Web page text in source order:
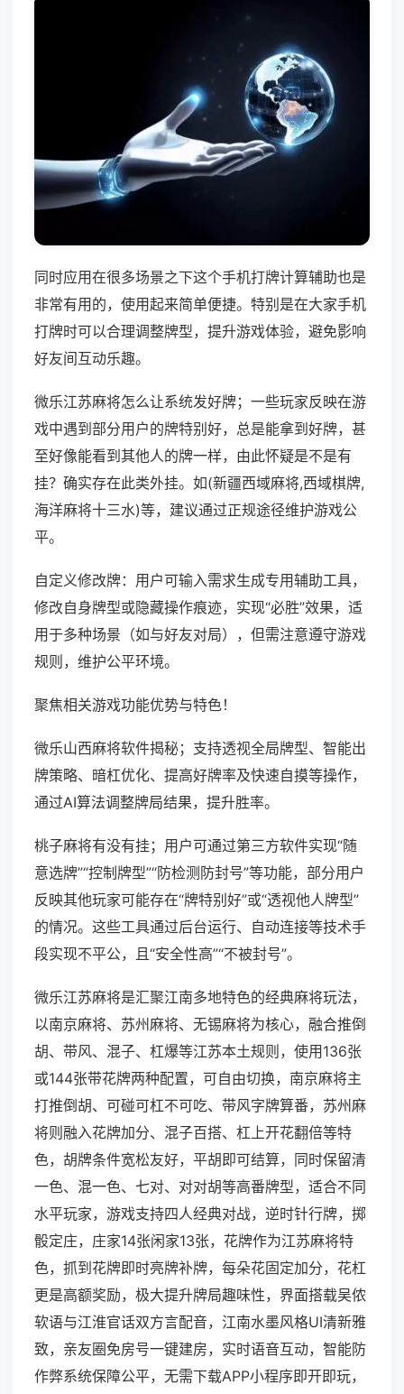
同时应用在很多场景之下这个手机打牌计算辅助也是
非常有用的，使用起来简单便捷。特别是在大家手机
打牌时可以合理调整牌型，提升游戏体验，避免影响
好友间互动乐趣。
微乐江苏麻将怎么让系统发好牌；一些玩家反映在游
戏中遇到部分用户的牌特别好，总是能拿到好牌，甚
至好像能看到其他人的牌一样，由此怀疑是不是有
挂？确实存在此类外挂。如(新疆西域麻将,西域棋牌,
海洋麻将十三水)等，建议通过正规途径维护游戏公
平。
自定义修改牌：用户可输入需求生成专用辅助工具，
修改自身牌型或隐藏操作痕迹，实现“必胜”效果，适
用于多种场景（如与好友对局），但需注意遵守游戏
规则，维护公平环境。
聚焦相关游戏功能优势与特色！
微乐山西麻将软件揭秘；支持透视全局牌型、智能出
牌策略、暗杠优化、提高好牌率及快速自摸等操作，
通过AI算法调整牌局结果，提升胜率。
桃子麻将有没有挂；用户可通过第三方软件实现“随
意选牌”“控制牌型”“防检测防封号”等功能，部分用户
反映其他玩家可能存在“牌特别好”或“透视他人牌型”
的情况。这些工具通过后台运行、自动连接等技术手
段实现不平公，且“安全性高”“不被封号”。
微乐江苏麻将是汇聚江南多地特色的经典麻将玩法，
以南京麻将、苏州麻将、无锡麻将为核心，融合推倒
胡、带风、混子、杠爆等江苏本土规则，使用136张
或144张带花牌两种配置，可自由切换，南京麻将主
打推倒胡、可碰可杠不可吃、带风字牌算番，苏州麻
将则融入花牌加分、混子百搭、杠上开花翻倍等特
色，胡牌条件宽松友好，平胡即可结算，同时保留清
一色、混一色、七对、对对胡等高番牌型，适合不同
水平玩家，游戏支持四人经典对战，逆时针行牌，掷
骰定庄，庄家14张闲家13张，花牌作为江苏麻将特
色，抓到花牌即时亮牌补牌，每朵花固定加分，花杠
更是高额奖励，极大提升牌局趣味性，界面搭载吴侬
软语与江淮官话双方言配音，江南水墨风格UI清新雅
致，亲友圈免房号一键建房，实时语音互动，智能防
作弊系统保障公平，无需下载APP小程序即开即玩，